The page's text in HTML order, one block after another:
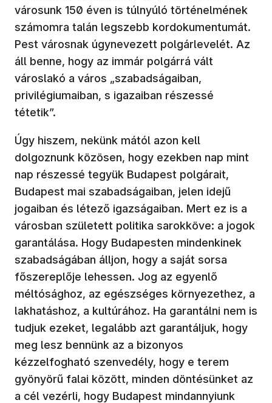
városunk 150 éven is túlnyúló történelmének
számomra talán legszebb kordokumentumát.
Pest városnak úgynevezett polgárlevelét. Az
áll benne, hogy az immár polgárrá vált
városlakó a város „szabadságaiban,
privilégiumaiban, s igazaiban részessé
tétetik”.
Úgy hiszem, nekünk mától azon kell
dolgoznunk közösen, hogy ezekben nap mint
nap részessé tegyük Budapest polgárait,
Budapest mai szabadságaiban, jelen idejű
jogaiban és létező igazságaiban. Mert ez is a
városban született politika sarokköve: a jogok
garantálása. Hogy Budapesten mindenkinek
szabadságában álljon, hogy a saját sorsa
főszereplője lehessen. Jog az egyenlő
méltósághoz, az egészséges környezethez, a
lakhatáshoz, a kultúrához. Ha garantálni nem is
tudjuk ezeket, legalább azt garantáljuk, hogy
meg lesz bennünk az a bizonyos
kézzelfogható szenvedély, hogy e terem
gyönyörű falai között, minden döntésünket az
a cél vezérli, hogy Budapest mindannyiunk